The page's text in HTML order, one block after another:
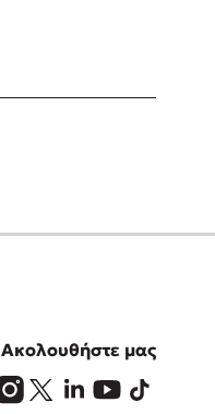
Ακολουθήστε μας